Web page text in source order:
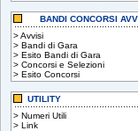
BANDI CONCORSI
>Avvisi
> Bandi di Gara
> Esito Bandi di Gara
> Concorsi e Selezioni
> Esito Concorsi
UTILITY
> Numeri Utili
> Link